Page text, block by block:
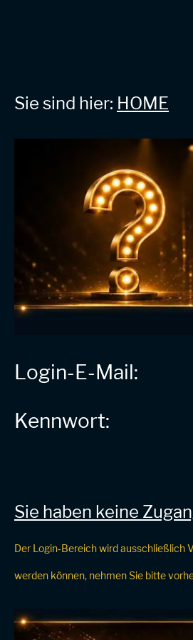
Sie sind hier: HOME
Login-E-Mail:
Kennwort:
Sie haben keine
Der Login‑Bereich wird ausschließlich
werden können, nehmen Sie bitte